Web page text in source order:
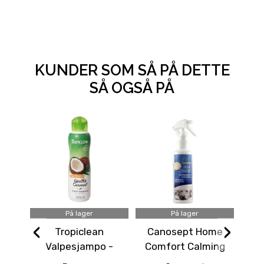
KUNDER SOM SÅ PÅ DETTE
SÅ OGSÅ PÅ
På lager
Tropiclean
Valpesjampo -
Hyperallergenic
På lager
Canosept Home
Comfort Calming
‹ ›